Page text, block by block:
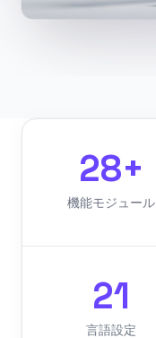
28+
機能モジュール
21
言語設定